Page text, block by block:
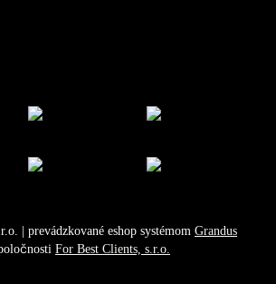
| prevádzkované eshop systémom Grandus
For Best Clients, s.r.o.